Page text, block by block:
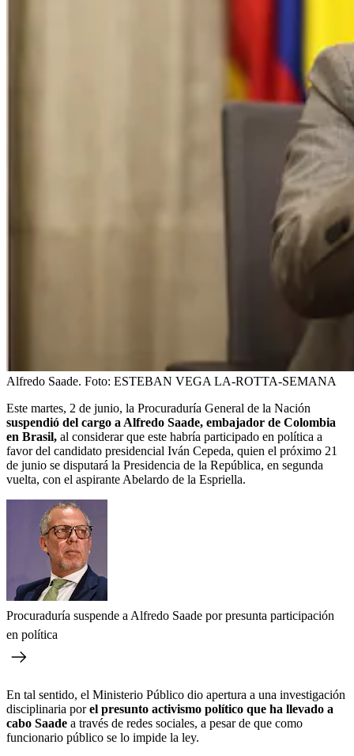
Alfredo Saade. Foto: ESTEBAN VEGA LA-ROTTA-SEMANA
Este martes, 2 de junio, la Procuraduría General de la Nación
suspendió del cargo a Alfredo Saade, embajador de Colombia
en Brasil, al considerar que este habría participado en política a
favor del candidato presidencial Iván Cepeda, quien el próximo 21
de junio se disputará la Presidencia de la República, en segunda
vuelta, con el aspirante Abelardo de la Espriella.
Procuraduría suspende a Alfredo Saade por presunta participación
en política
En tal sentido, el Ministerio Público dio apertura a una investigación
disciplinaria porel presunto activismo político que ha llevado a
cabo Saade a través de redes sociales, a pesar de que como
funcionario público se lo impide la ley.